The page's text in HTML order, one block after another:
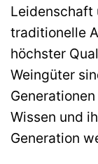
Leidenschaft
traditionelle
höchster
Weingüter
Wissen und
Generation